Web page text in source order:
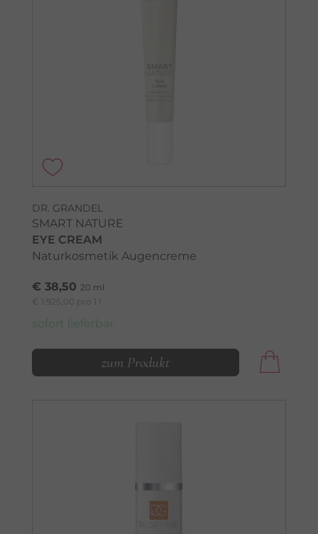
DR. GRANDEL
SMART NATURE
EYE CREAM
Naturkosmetik Augencreme
€ 38,50 20 ml
€ 1.925,00 pro 1 l
sofort lieferbar
zum Produkt